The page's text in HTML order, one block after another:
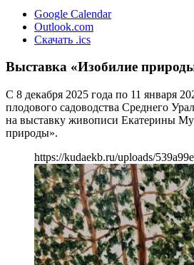
Google Calendar
Outlook.com
Скачать .ics
Выставка «Изобилие
С 8 декабря 2025 года по 11 января
плодового садоводства Среднего
на выставку живописи Екатерины
природы».
https://kudaekb.ru/uploads/